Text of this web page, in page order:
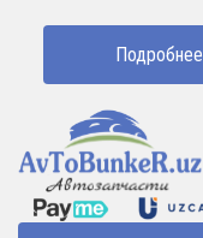
Подробнее